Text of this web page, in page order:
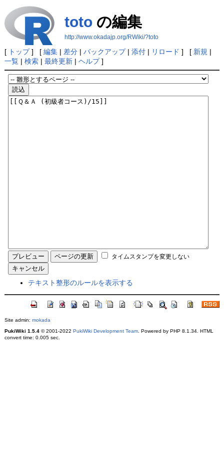
totoの編集
http://www.okadajp.org/RWiki/?toto
[ トップ] [ 編集| 差分| バックアップ| 添付| リロード ] [ 新規 |
一覧| 検索| 最終更新| ヘルプ]
タイムスタンプを変更しない
テキスト整形のルールを表示する
Site admin: mokada
PukiWiki 1.5.4© 2001-2022 PukiWiki Development Team. Powered by PHP 8.1.34. HTML
convert time: 0.005 sec.